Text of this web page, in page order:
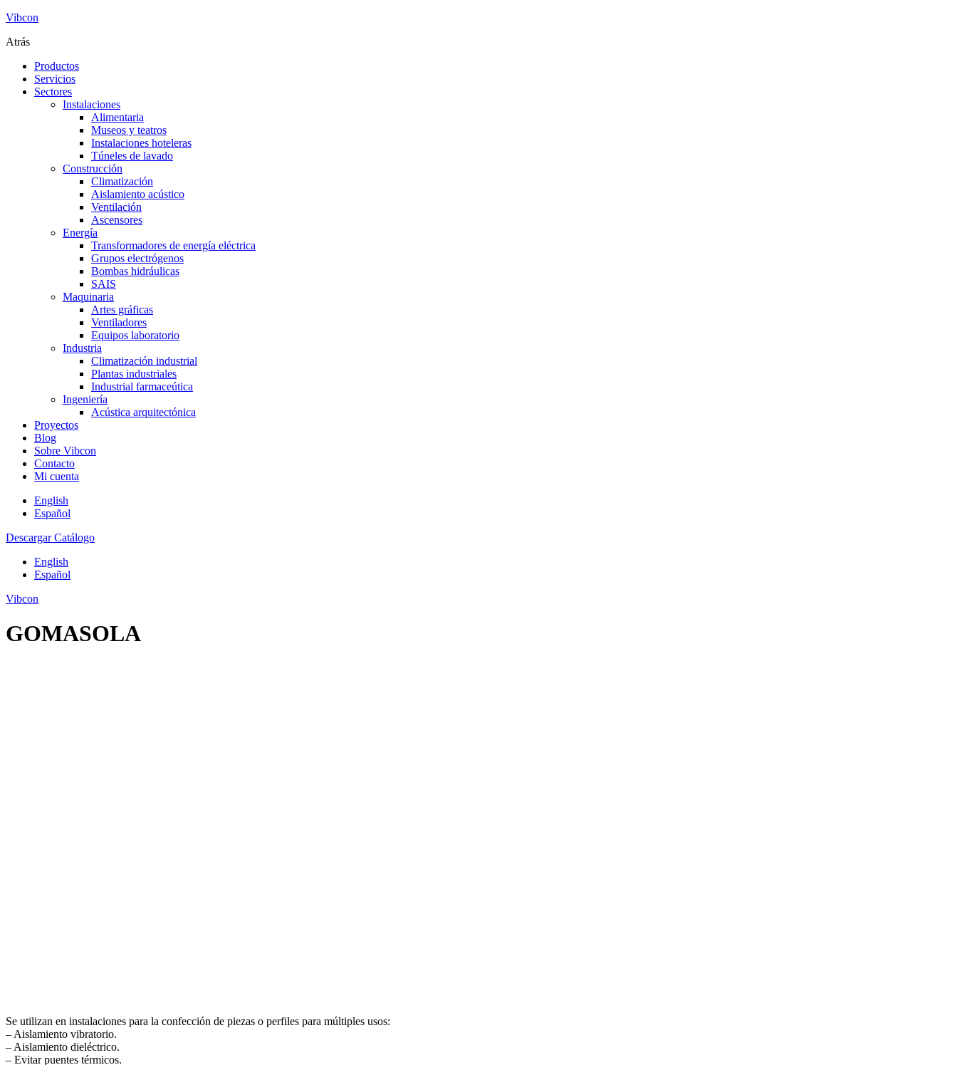
Vibcon
Atrás
Productos
Servicios
Sectores
Instalaciones
Alimentaria
Museos y teatros
Instalaciones hoteleras
Túneles de lavado
Construcción
Climatización
Aislamiento acústico
Ventilación
Ascensores
Energía
Transformadores de energía eléctrica
Grupos electrógenos
Bombas hidráulicas
SAIS
Maquinaria
Artes gráficas
Ventiladores
Equipos laboratorio
Industria
Climatización industrial
Plantas industriales
Industrial farmaceútica
Ingeniería
Acústica arquitectónica
Proyectos
Blog
Sobre Vibcon
Contacto
Mi cuenta
English
Español
Descargar Catálogo
English
Español
Vibcon
GOMASOLA
Se utilizan en instalaciones para la confección de piezas o perfiles para múltiples usos:
– Aislamiento vibratorio.
– Aislamiento dieléctrico.
– Evitar puentes térmicos.